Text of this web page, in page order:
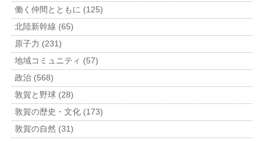
働く仲間とともに (125)
北陸新幹線 (65)
原子力 (231)
地域コミュニティ (57)
政治 (568)
敦賀と野球 (28)
敦賀の歴史・文化 (173)
敦賀の自然 (31)